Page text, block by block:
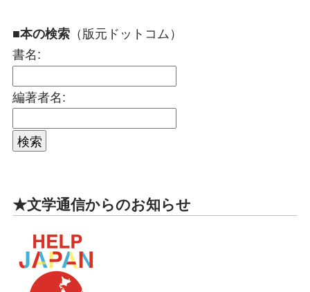
■本の検索 （版元ドットコム）
書名:
編著者名:
★文学通信からのお知らせ